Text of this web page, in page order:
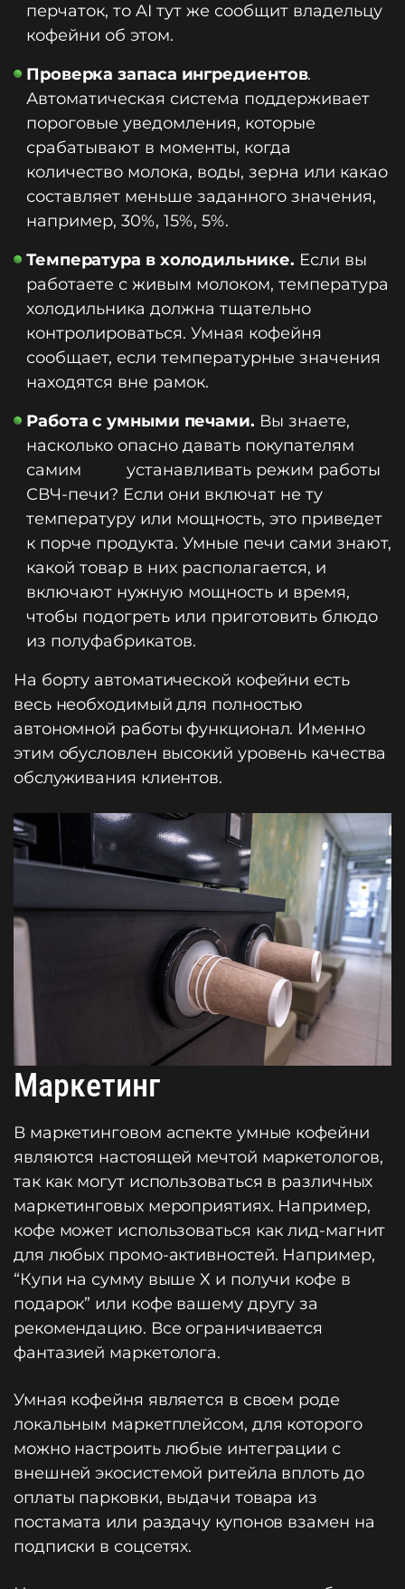
перчаток, то AI тут же сообщит владельцу
кофейни об этом.
Проверка запаса ингредиентов.
Автоматическая система поддерживает
пороговые уведомления, которые
срабатывают в моменты, когда
количество молока, воды, зерна или какао
составляет меньше заданного значения,
например, 30%, 15%, 5%.
Температура в холодильнике. Если вы
работаете с живым молоком, температура
холодильника должна тщательно
контролироваться. Умная кофейня
сообщает, если температурные значения
находятся вне рамок.
Работа с умными печами. Вы знаете,
насколько опасно давать покупателям
самим устанавливать режим работы
СВЧ-печи? Если они включат не ту
температуру или мощность, это приведет
к порче продукта. Умные печи сами знают,
какой товар в них располагается, и
включают нужную мощность и время,
чтобы подогреть или приготовить блюдо
из полуфабрикатов.
На борту автоматической кофейни есть
весь необходимый для полностью
автономной работы функционал. Именно
этим обусловлен высокий уровень качества
обслуживания клиентов.
Маркетинг
В маркетинговом аспекте умные кофейни
являются настоящей мечтой маркетологов,
так как могут использоваться в различных
маркетинговых мероприятиях. Например,
кофе может использоваться как лид-магнит
для любых промо-активностей. Например,
“Купи на сумму выше Х и получи кофе в
подарок” или кофе вашему другу за
рекомендацию. Все ограничивается
фантазией маркетолога.
Умная кофейня является в своем роде
локальным маркетплейсом, для которого
можно настроить любые интеграции с
внешней экосистемой ритейла вплоть до
оплаты парковки, выдачи товара из
постамата или раздачу купонов взамен на
подписки в соцсетях.